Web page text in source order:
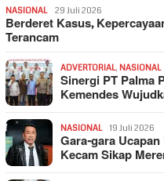
NASIONAL 29 Juli 2026
Berderet Kasus,
Terancam
ADVERTORIAL, NASIONAL
Sinergi PT Palma
Kemendes
NASIONAL 19 Juli 2026
Gara-gara
Kecam Sikap